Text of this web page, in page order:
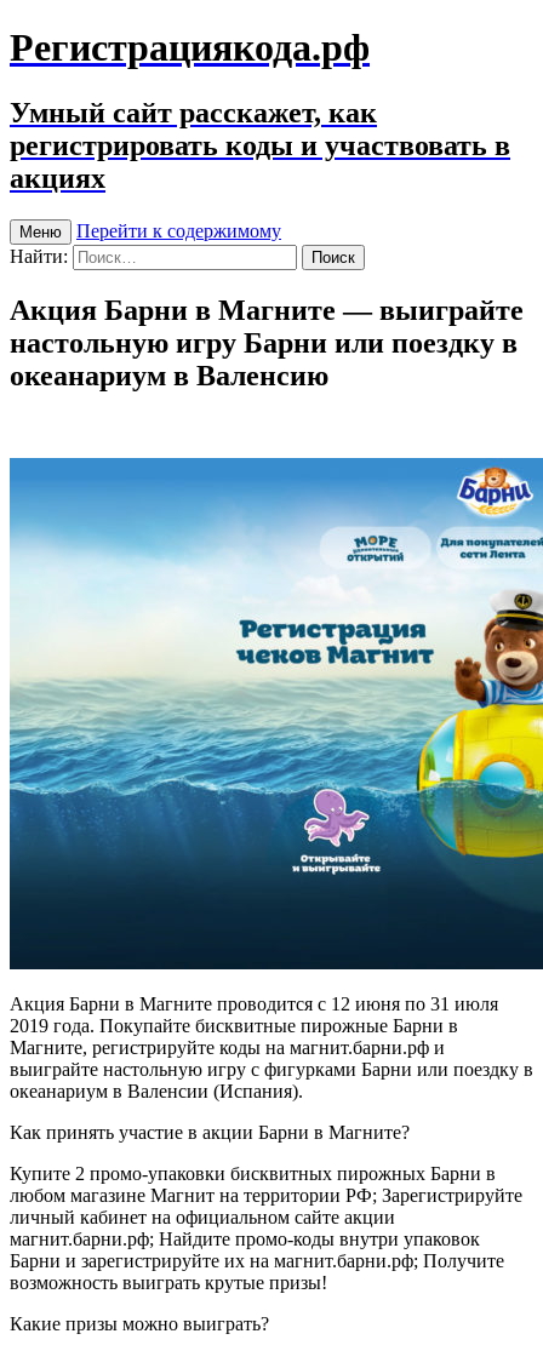
Регистрациякода.рф
Умный сайт расскажет, как
регистрировать коды и участвовать в
акциях
Меню
Перейти к содержимому
Найти:
Акция Барни в Магните — выиграйте
настольную игру Барни или поездку в
океанариум в Валенсию
Акция Барни в Магните проводится с 12 июня по 31 июля
2019 года. Покупайте бисквитные пирожные Барни в
Магните, регистрируйте коды на магнит.барни.рф и
выиграйте настольную игру с фигурками Барни или поездку в
океанариум в Валенсии (Испания).
Как принять участие в акции Барни в Магните?
Купите 2 промо-упаковки бисквитных пирожных Барни в
любом магазине Магнит на территории РФ; Зарегистрируйте
личный кабинет на официальном сайте акции
магнит.барни.рф; Найдите промо-коды внутри упаковок
Барни и зарегистрируйте их на магнит.барни.рф; Получите
возможность выиграть крутые призы!
Какие призы можно выиграть?